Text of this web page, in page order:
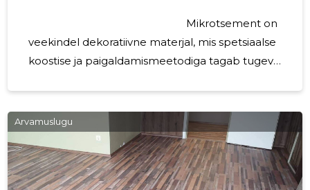
Mikrotsement on
veekindel dekoratiivne materjal, mis spetsiaalse
koostise ja paigaldamismeetodiga tagab tugeva
paigaldada ühtse pinnakattena erineva suuruse
ja kujuga pindadele. Materjal ei ole poorne ning
seetõttu ei vaja mikrotsemendiga kaetud pind
erilist hooldust ja seda on väga lihtne puhastada.
Arvamuslugu